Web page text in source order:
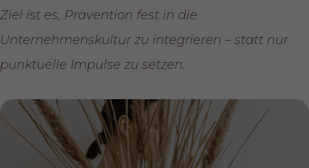
Ziel ist es, Prävention fest in die
Unternehmenskultur zu integrieren – statt nur
punktuelle Impulse zu setzen.